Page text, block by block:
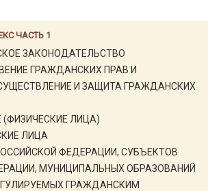
ЧАСТЬ 1
ЗАКОНОДАТЕЛЬСТВО
ГРАЖДАНСКИХ ПРАВ И
И ЗАЩИТА ГРАЖДАНСКИХ
(ФИЗИЧЕСКИЕ ЛИЦА)
ЛИЦА
ФЕДЕРАЦИИ, СУБЪЕКТОВ
МУНИЦИПАЛЬНЫХ ОБРАЗОВАНИЙ
ГРАЖДАНСКИМ